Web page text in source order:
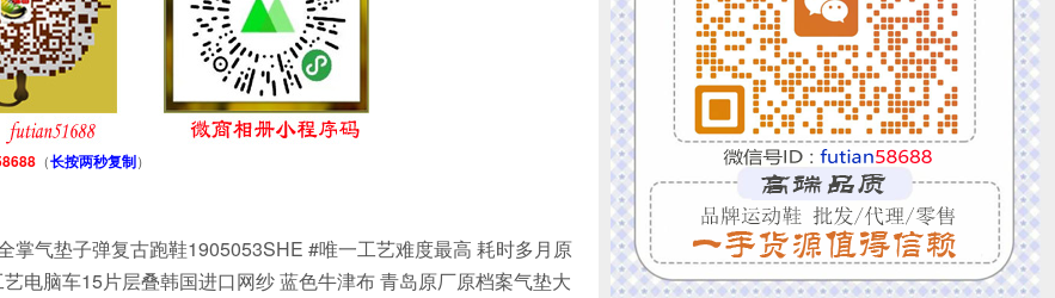
（长按两秒复制）
气垫子弹复古跑鞋1905053SHE #唯一工艺难度最高 耗时多月原
电脑车15片层叠韩国进口网纱 蓝色牛津布 青岛原厂原档案气垫大